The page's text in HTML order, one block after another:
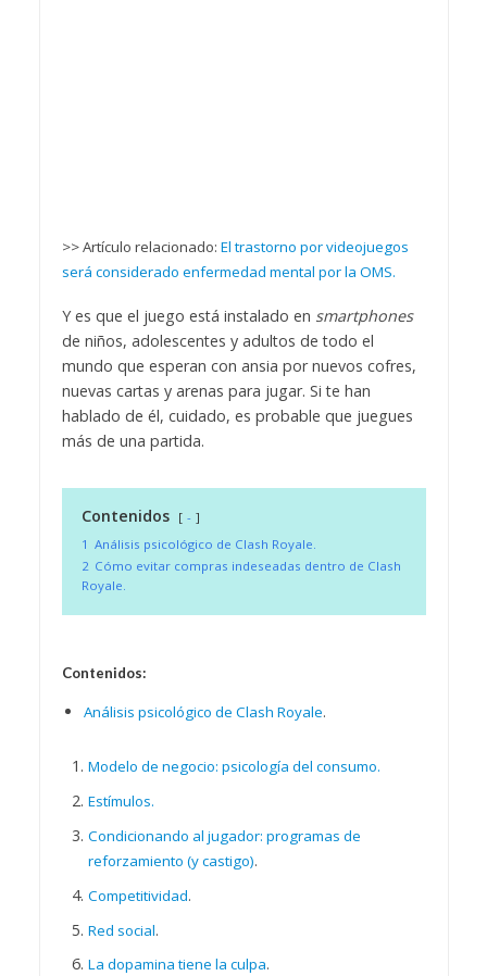
>> Artículo relacionado: El trastorno por videojuegos
será considerado enfermedad mental por la OMS.
Y es que el juego está instalado en smartphones
de niños, adolescentes y adultos de todo el
mundo que esperan con ansia por nuevos cofres,
nuevas cartas y arenas para jugar. Si te han
hablado de él, cuidado, es probable que juegues
más de una partida.
Contenidos
-
1 Análisis psicológico de Clash Royale.
2 Cómo evitar compras indeseadas dentro de Clash
Royale.
Contenidos:
Análisis psicológico de Clash Royale.
Modelo de negocio: psicología del consumo.
Estímulos.
Condicionando al jugador: programas de
reforzamiento (y castigo).
Competitividad.
Red social.
La dopamina tiene la culpa.